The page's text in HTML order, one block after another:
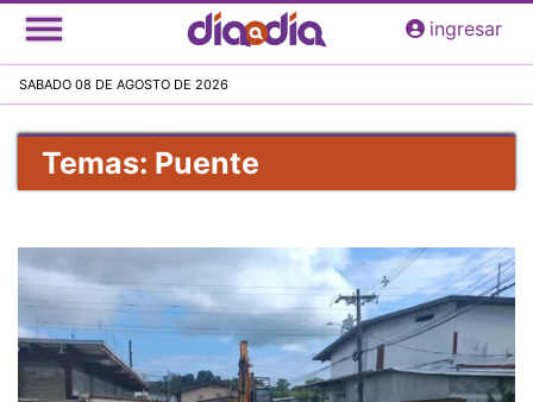
Pasar
al
principal
ingresar
SABADO 08 DE AGOSTO DE 2026
Temas: Puente